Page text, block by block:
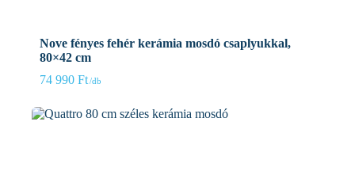
Nove fényes fehér kerámia mosdó csaplyukkal,
80×42 cm
74 990 Ft